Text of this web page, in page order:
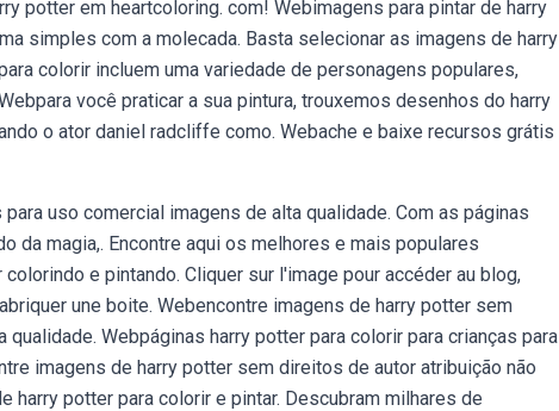
potter em heartcoloring. com! Webimagens para pintar de harry
simples com a molecada. Basta selecionar as imagens de harry
colorir incluem uma variedade de personagens populares,
você praticar a sua pintura, trouxemos desenhos do harry
o ator daniel radcliffe como. Webache e baixe recursos grátis
uso comercial imagens de alta qualidade. Com as páginas
da magia,. Encontre aqui os melhores e mais populares
e pintando. Cliquer sur l'image pour accéder au blog,
une boite. Webencontre imagens de harry potter sem
Webpáginas harry potter para colorir para crianças para
imagens de harry potter sem direitos de autor atribuição não
harry potter para colorir e pintar. Descubram milhares de